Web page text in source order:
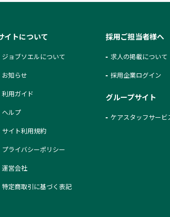
イトについて
ジョブソエルについて
お知らせ
利用ガイド
ヘルプ
サイト利用規約
プライバシーポリシー
運営会社
特定商取引に基づく表記
採用ご担当者様へ
求人の掲載について
採用企業ログイン
グループサイト
ケアスタッフサービ